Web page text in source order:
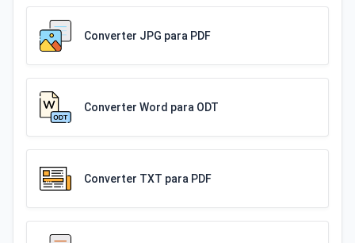
Converter JPG para PDF
Converter Word para ODT
Converter TXT para PDF